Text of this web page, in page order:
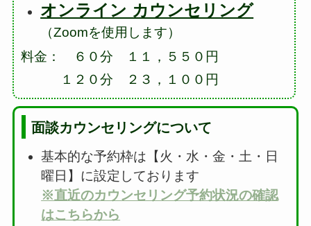
オンライン カウンセリング
（Zoomを使用します）
料金： ６０分 １１，５５０円
１２０分 ２３，１００円
面談カウンセリングについて
基本的な予約枠は【火・水・金・土・日
曜日】に設定しております
※直近のカウンセリング予約状況の確認
はこちらから